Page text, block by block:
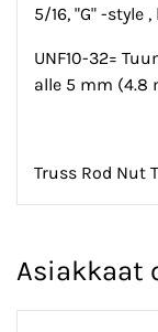
5/16, "G" -style
UNF10-32=
alle 5 mm (4.8
Truss Rod Nut
Asiakkaat